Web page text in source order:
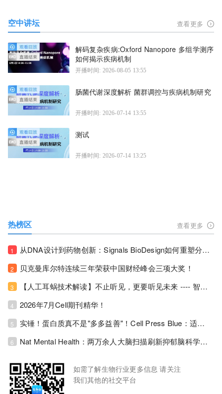
空中讲坛 查看更多
解码复杂疾病:Oxford Nanopore 多组学测序
如何揭示疾病机制
开播时间: 2026-08-05 13:55
肠菌代谢深度解析 菌群调控与疾病机制研究
开播时间: 2026-07-14 13:55
测试
开播时间: 2026-07-14 13:25
热榜区 查看更多
1 从DNA设计到药物创新：Signals BioDesign如何重塑分子生物学研发生态！
2 贝克曼库尔特连续三年荣获中国财经峰会三项大奖！
3 【人工耳蜗技术解读】不止听见，更要听见未来 ---- 智能耳蜗，开启人工耳蜗技术新纪元！
4 2026年7月Cell期刊精华！
5 实锤！蛋白质真不是"多多益善"！Cell Press Blue：适度限蛋白，反而拉长健康寿命！
6 Nat Mental Health：两万余人大脑扫描刷新抑郁脑科学认知！抑郁不只是情绪病，视觉、运动脑区同步受损！
如需了解生物行业更多信息 请关注
我们其他的社交平台